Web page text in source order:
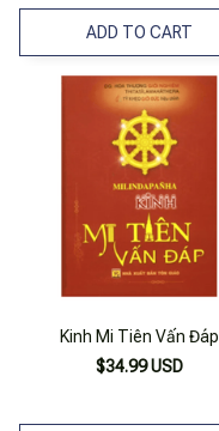
ADD TO CART
Kinh Mi Tiên Vấn Đáp
$34.99 USD